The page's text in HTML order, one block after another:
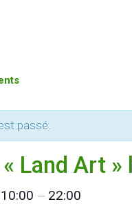
passé.
Land Art »
10:00 — 22:00